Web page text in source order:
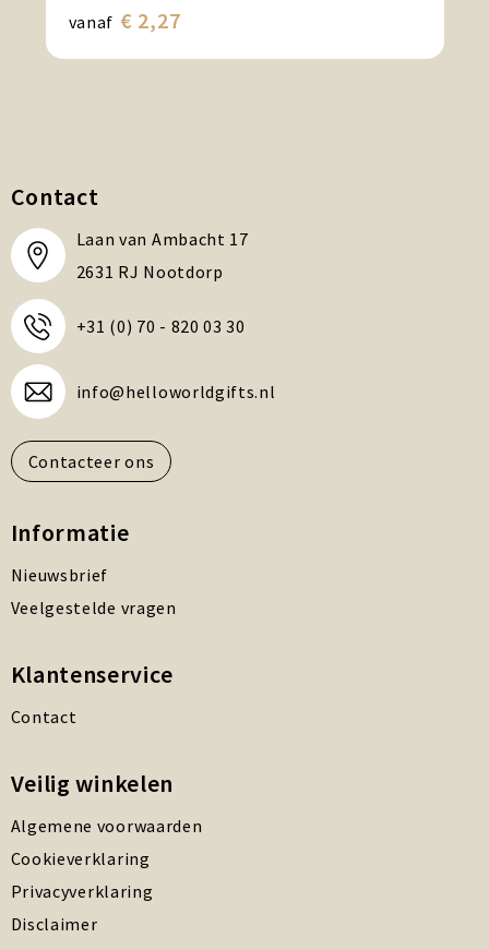
vanaf € 2,27
Contact
Laan van Ambacht 17
2631 RJ Nootdorp
+31 (0) 70 - 820 03 30
info@helloworldgifts.nl
Contacteer ons
Informatie
Nieuwsbrief
Veelgestelde vragen
Klantenservice
Contact
Veilig winkelen
Algemene voorwaarden
Cookieverklaring
Privacyverklaring
Disclaimer